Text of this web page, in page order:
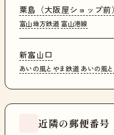
粟島（大阪屋ショップ前）
富山地方鉄道 富山港線
新富山口
あいの風とやま鉄道 あいの風
近隣の郵便番号